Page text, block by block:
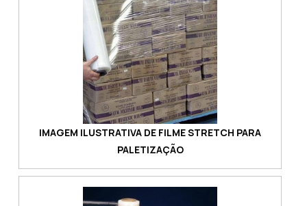
ideal para atender esse tipo de demand...
IMAGEM ILUSTRATIVA DE FILME STRETCH PARA
PALETIZAÇÃO